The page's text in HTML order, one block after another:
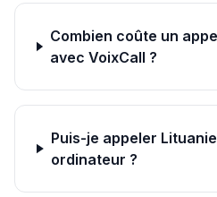
Combien coûte un
avec VoixCall ?
Puis-je appeler
ordinateur ?